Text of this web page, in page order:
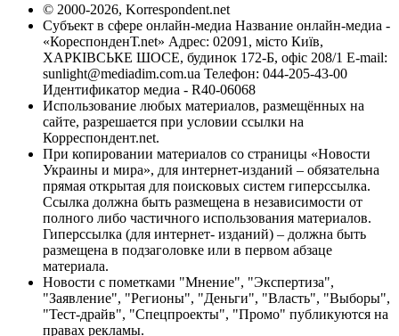
© 2000-2026, Korrespondent.net
Субъект в сфере онлайн-медиа Название онлайн-медиа -
«КореспонденТ.net» Адрес: 02091, місто Київ,
ХАРКІВСЬКЕ ШОСЕ, будинок 172-Б, офіс 208/1 E-mail:
sunlight@mediadim.com.ua Телефон: 044-205-43-00
Идентификатор медиа - R40-06068
Использование любых материалов, размещённых на
сайте, разрешается при условии ссылки на
Корреспондент.net.
При копировании материалов со страницы «Новости
Украины и мира», для интернет-изданий – обязательна
прямая открытая для поисковых систем гиперссылка.
Ссылка должна быть размещена в независимости от
полного либо частичного использования материалов.
Гиперссылка (для интернет- изданий) – должна быть
размещена в подзаголовке или в первом абзаце
материала.
Новости с пометками "Мнение", "Экспертиза",
"Заявление", "Регионы", "Деньги", "Власть", "Выборы",
"Тест-драйв", "Спецпроекты", "Промо" публикуются на
правах рекламы.